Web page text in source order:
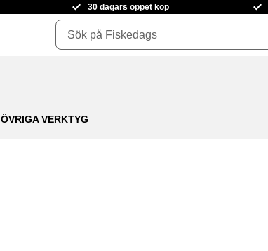
30 dagars öppet köp
ÖVRIGA VERKTYG